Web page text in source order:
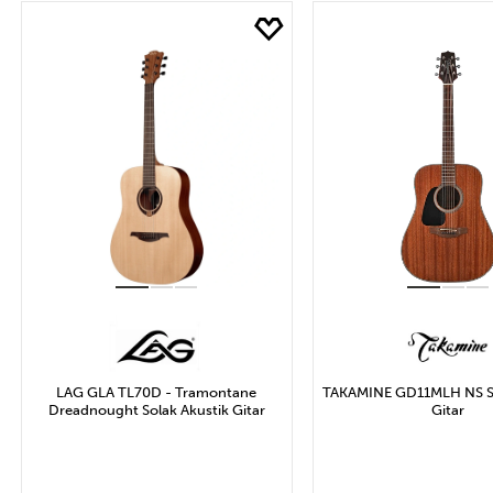
LAG GLA TL70D - Tramontane
Dreadnought Solak Akustik Gitar
TAKAMINE GD11MLH NS
Gitar